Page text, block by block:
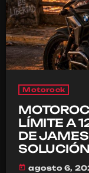
Motorock
LÍMITE A
DE
today agosto 6,